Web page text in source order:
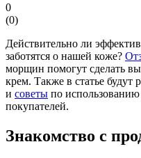
0
(0)
Действительно ли
заботятся о нашей коже?
морщин помогут сделать
крем. Также в статье будут
и советы по
покупателей.
Знакомство с